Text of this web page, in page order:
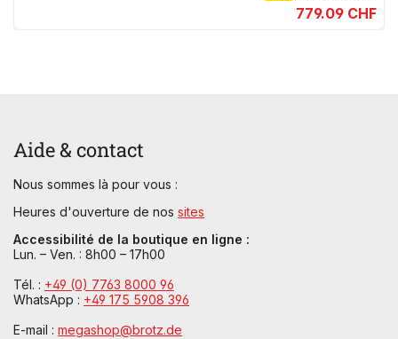
779.09 CHF
Aide & contact
Nous sommes là pour vous :
Heures d'ouverture de nos sites
Accessibilité de la boutique en ligne :
Lun. – Ven. : 8h00 – 17h00
Tél. : +49 (0) 7763 8000 96
WhatsApp : +49 175 5908 396
E-mail : megashop@brotz.de